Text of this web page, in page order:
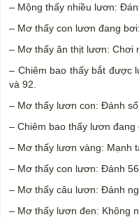
– Mộng thấy nhiều lươn:
– Mơ thấy con lươn đang
– Mơ thấy ăn thịt lươn: Chơi
– Chiêm bao thấy bắt được
và 92.
– Mơ thấy lươn con: Đánh số
– Chiêm bao thấy lươn đang
– Mơ thấy lươn vàng: Mạnh
– Mơ thấy con lươn: Đánh
– Mơ thấy câu lươn: Đánh
– Mơ thấy lươn đen: Không